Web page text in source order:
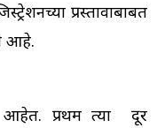
प्रस्तावाबाबत
आहे.
आहेत. प्रथम त्या दूर